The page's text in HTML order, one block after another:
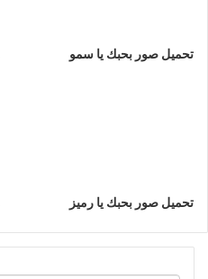
تحميل صور بحبك يا سمو
تحميل صور بحبك يا رميز